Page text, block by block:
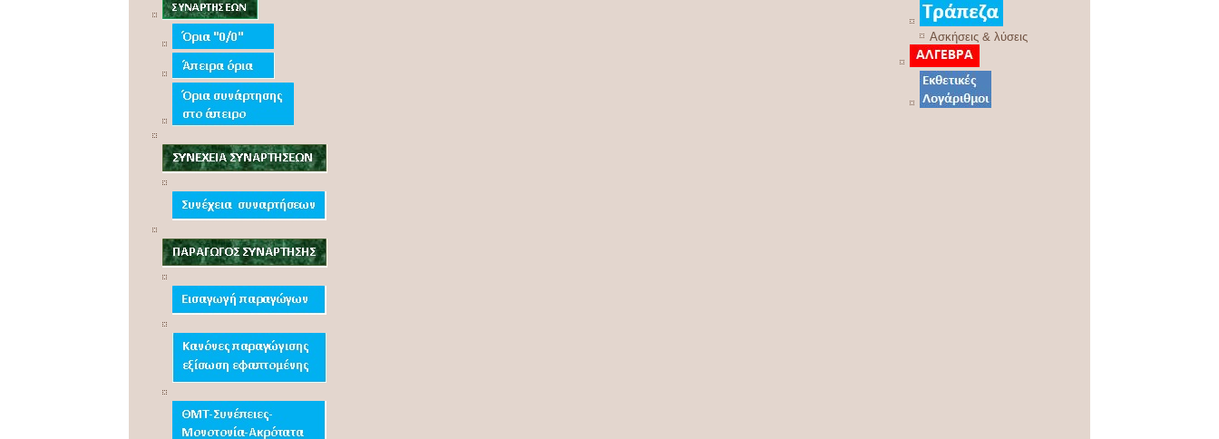
Ασκήσεις & λύσεις